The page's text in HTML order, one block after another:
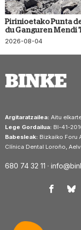
Pirinioetako Punta
du Ganguren Mendi
2026-08-04
Argitaratzailea: Aitu
Lege Gordailua: BI-41-
Babesleak: Bizkaiko Foru
Clínica Dental Loroño,
680 74 32 11 ·